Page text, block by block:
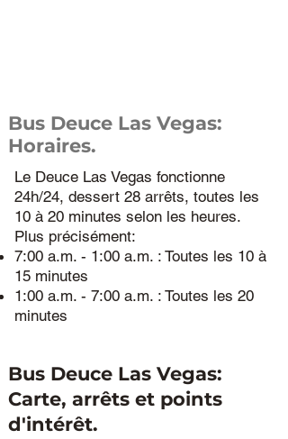
Bus Deuce Las Vegas:
Horaires.
Le Deuce Las Vegas fonctionne
24h/24, dessert 28 arrêts, toutes les
10 à 20 minutes selon les heures.
Plus précisément:
7:00 a.m. - 1:00 a.m. : Toutes les 10 à
15 minutes
1:00 a.m. - 7:00 a.m. : Toutes les 20
minutes
Bus Deuce Las Vegas:
Carte, arrêts et points
d'intérêt.